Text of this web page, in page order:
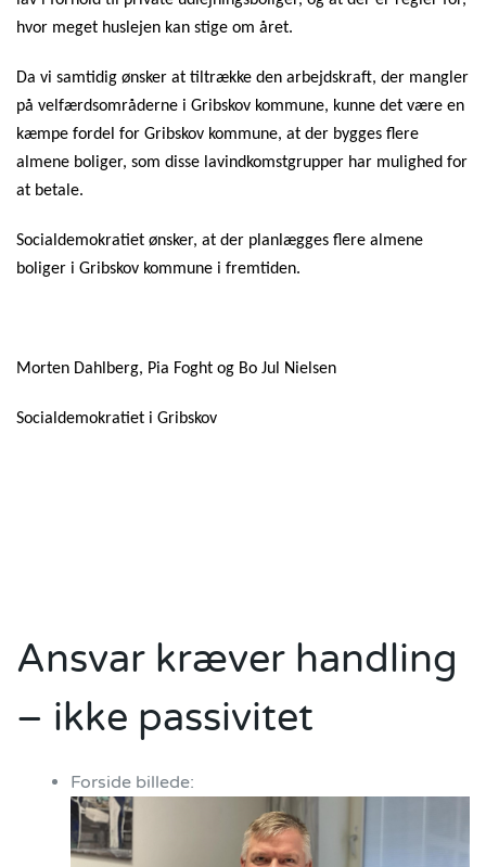
hvor meget huslejen kan stige om året.
Da vi samtidig ønsker at tiltrække den arbejdskraft, der mangler
på velfærdsområderne i Gribskov kommune, kunne det være en
kæmpe fordel for Gribskov kommune, at der bygges flere
almene boliger, som disse lavindkomstgrupper har mulighed for
at betale.
Socialdemokratiet ønsker, at der planlægges flere almene
boliger i Gribskov kommune i fremtiden.
Morten Dahlberg, Pia Foght og Bo Jul Nielsen
Socialdemokratiet i Gribskov
Ansvar kræver handling
– ikke passivitet
Forside billede: